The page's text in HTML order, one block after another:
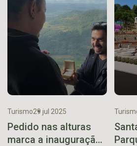
Turismo29 jul 2025
Pedido nas alturas
marca a inauguração